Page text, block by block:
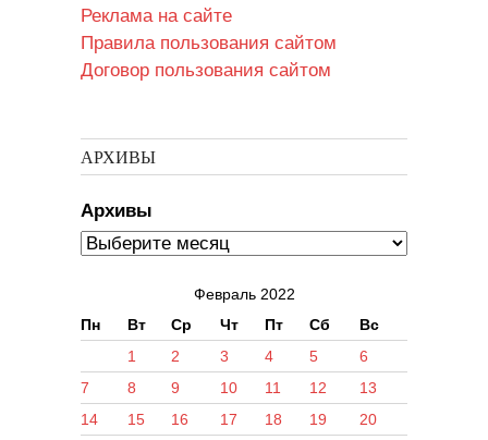
Реклама на сайте
Правила пользования сайтом
Договор пользования сайтом
АРХИВЫ
Архивы
Февраль 2022
Пн
Вт Ср Чт Пт Сб Вс
1 2 3 4 5
6
7
8 9 10 11 12
13
14
15 16 17 18 19
20